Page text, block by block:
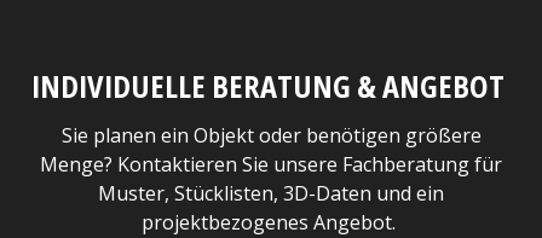
INDIVIDUELLE BERATUNG & ANGEBOT
Sie planen ein Objekt oder benötigen größere
Menge? Kontaktieren Sie unsere Fachberatung für
Muster, Stücklisten, 3D-Daten und ein
projektbezogenes Angebot.